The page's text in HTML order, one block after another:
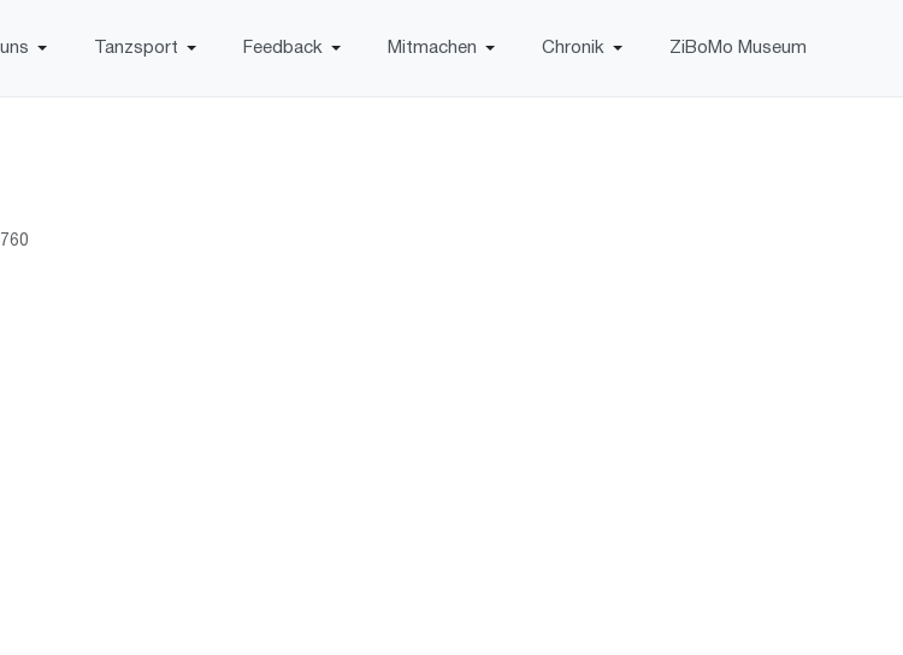
Tanzsport Feedback Mitmachen Chronik ZiBoMo Museum